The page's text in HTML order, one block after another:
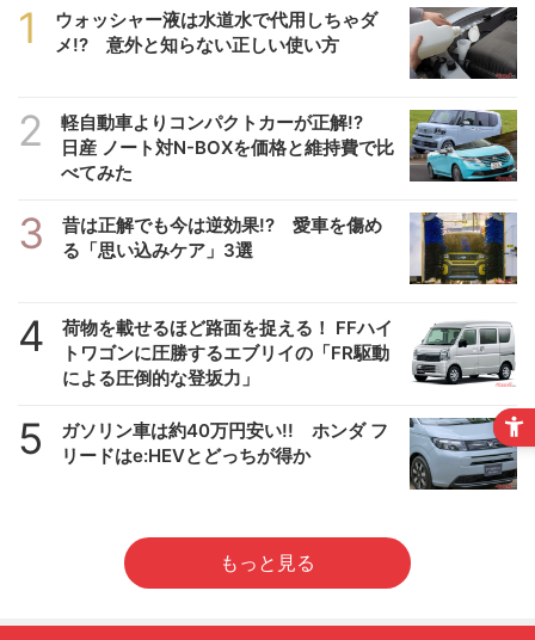
1
ウォッシャー液は水道水で代用しちゃダ
メ!? 意外と知らない正しい使い方
2
軽自動車よりコンパクトカーが正解!?
日産 ノート対N-BOXを価格と維持費で比
べてみた
3
昔は正解でも今は逆効果!? 愛車を傷め
る「思い込みケア」3選
4
荷物を載せるほど路面を捉える！ FFハイ
トワゴンに圧勝するエブリイの「FR駆動
による圧倒的な登坂力」
5
ガソリン車は約40万円安い!! ホンダ フ
リードはe:HEVとどっちが得か
もっと見る